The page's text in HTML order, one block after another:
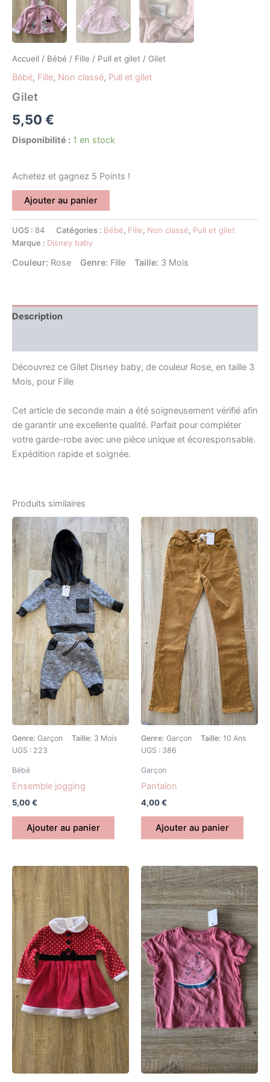
Accueil / Bébé / Fille / Pull et gilet / Gilet
Bébé, Fille, Non classé, Pull et gilet
Gilet
5,50 €
Disponibilité : 1 en stock
Achetez et gagnez 5 Points !
Ajouter au panier
UGS : 84 Catégories : Bébé, Fille, Non classé, Pull et gilet
Marque : Disney baby
Couleur: Rose Genre: Fille Taille: 3 Mois
Description
Découvrez ce Gilet Disney baby, de couleur Rose, en taille 3
Mois, pour Fille
Cet article de seconde main a été soigneusement vérifié afin
de garantir une excellente qualité. Parfait pour compléter
votre garde-robe avec une pièce unique et écoresponsable.
Expédition rapide et soignée.
Produits similaires
Genre: Garçon Taille: 3 Mois
UGS : 223
Bébé
Ensemble jogging
5,00€
Ajouter au panier
Genre: Garçon Taille: 10 Ans
UGS : 386
Garçon
Pantalon
4,00€
Ajouter au panier